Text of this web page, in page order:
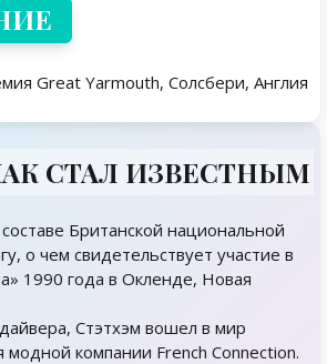
Great Yarmouth, Солсбери, Англия
СТАЛ ИЗВЕСТНЫМ
Британской национальной
о чем свидетельствует участие в
1990 года в Окленде, Новая
Стэтхэм вошел в мир
компании French Connection.